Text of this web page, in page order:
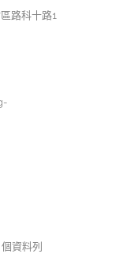
路科十路1
資料列